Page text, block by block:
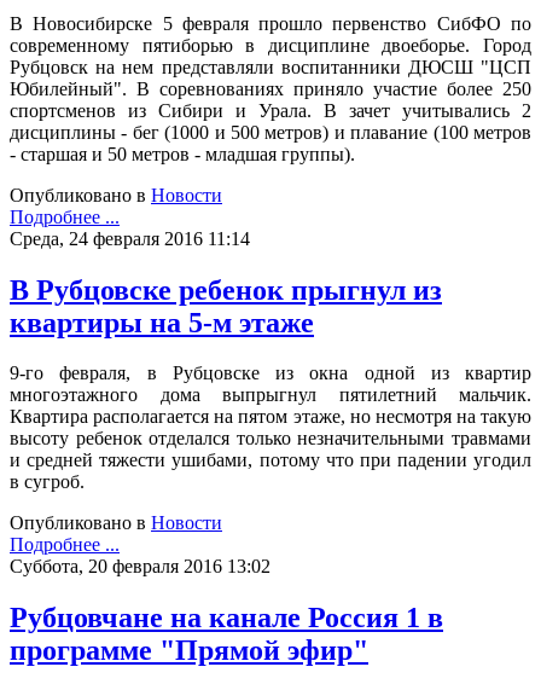
В Новосибирске 5 февраля прошло первенство СибФО по
современному пятиборью в дисциплине двоеборье. Город
Рубцовск на нем представляли воспитанники ДЮСШ "ЦСП
Юбилейный". В соревнованиях приняло участие более 250
спортсменов из Сибири и Урала. В зачет учитывались 2
дисциплины - бег (1000 и 500 метров) и плавание (100 метров
- старшая и 50 метров - младшая группы).
Опубликовано в Новости
Подробнее ...
Среда, 24 февраля 2016 11:14
В Рубцовске ребенок прыгнул из
квартиры на 5-м этаже
9-го февраля, в Рубцовске из окна одной из квартир
многоэтажного дома выпрыгнул пятилетний мальчик.
Квартира располагается на пятом этаже, но несмотря на такую
высоту ребенок отделался только незначительными травмами
и средней тяжести ушибами, потому что при падении угодил
в сугроб.
Опубликовано в Новости
Подробнее ...
Суббота, 20 февраля 2016 13:02
Рубцовчане на канале Россия 1 в
программе "Прямой эфир"